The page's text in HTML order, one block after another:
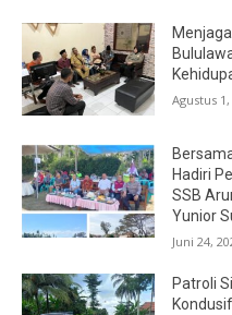
Agustus
Hadiri
SSB
Yunior
Juni 24,
Patroli